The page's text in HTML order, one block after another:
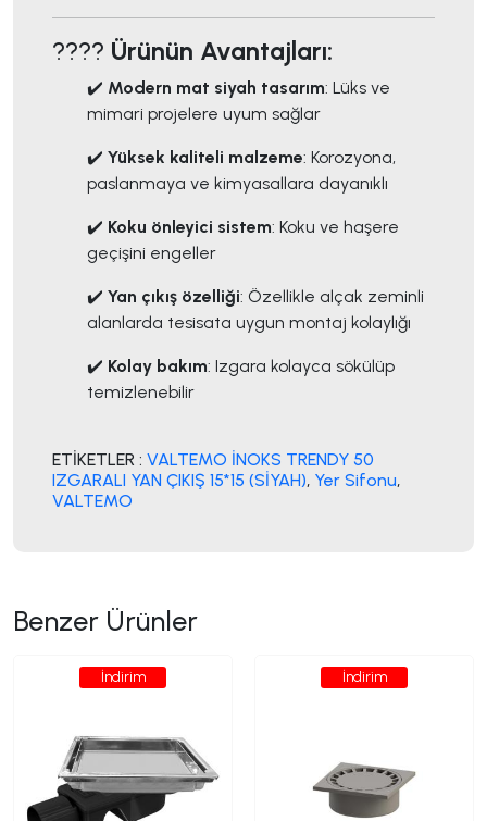
???? Ürünün Avantajları:
✔️ Modern mat siyah tasarım: Lüks ve
mimari projelere uyum sağlar
✔️ Yüksek kaliteli malzeme: Korozyona,
paslanmaya ve kimyasallara dayanıklı
✔️ Koku önleyici sistem: Koku ve haşere
geçişini engeller
✔️ Yan çıkış özelliği: Özellikle alçak zeminli
alanlarda tesisata uygun montaj kolaylığı
✔️ Kolay bakım: Izgara kolayca sökülüp
temizlenebilir
ETİKETLER : VALTEMO İNOKS TRENDY 50
IZGARALI YAN ÇIKIŞ 15*15 (SİYAH), Yer Sifonu,
VALTEMO
Benzer Ürünler
İndirim İndirim